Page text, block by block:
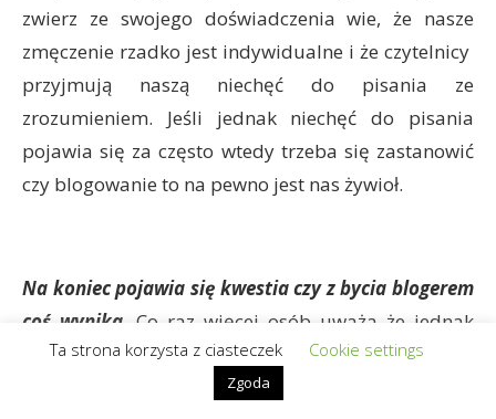
zwierz ze swojego doświadczenia wie, że nasze
zmęczenie rzadko jest indywidualne i że czytelnicy
przyjmują naszą niechęć do pisania ze
zrozumieniem. Jeśli jednak niechęć do pisania
pojawia się za często wtedy trzeba się zastanowić
czy blogowanie to na pewno jest nas żywioł.
Na koniec pojawia się kwestia czy z bycia blogerem
coś wynika . Co raz więcej osób uważa że jednak
tak. Zwierz jest zdania, ze im rzadziej myślimy o
naszych obowiązkach „jako blogera” tym lepiej dla
Ta strona korzysta z ciasteczek Cookie settings
Zgoda